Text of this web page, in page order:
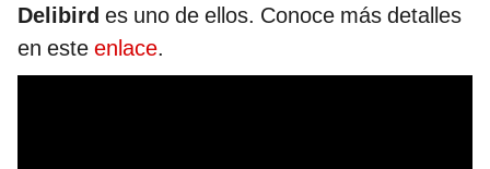
Delibird es uno de ellos. Conoce más detalles
en este enlace.